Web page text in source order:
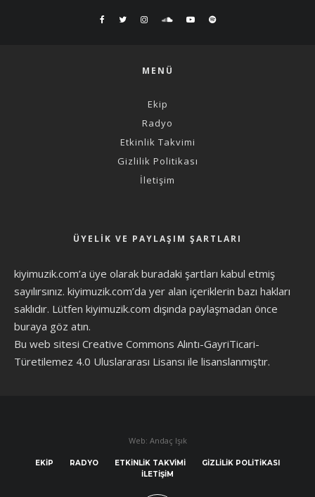
MENÜ
Ekip
Radyo
Etkinlik Takvimi
Gizlilik Politikası
İletişim
ÜYELIK VE PAYLAŞIM ŞARTLARI
kiyimuzik.com’a üye olarak buradaki şartları kabul etmiş
sayılırsınız. kiyimuzik.com’da yer alan içeriklerin bazı hakları
saklıdır. Lütfen kiyimuzik.com dışında paylaşmadan önce
buraya göz atın.
Bu web sitesi Creative Commons Alıntı-GayriTicari-
Türetilemez 4.0 Uluslararası Lisansı ile lisanslanmıştır.
Web: Andaç Işık
EKIP RADYO ETKINLIK TAKVIMI
GIZLILIK POLITIKASI
İLETIŞIM